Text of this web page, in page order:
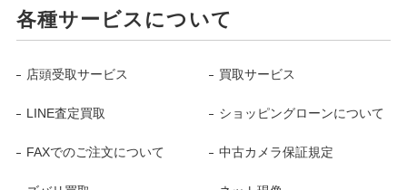
各種サービスについて
店頭受取サービス 買取サービス
LINE査定買取 ショッピングローンについて
FAXでのご注文について 中古カメラ保証規定